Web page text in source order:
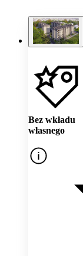
Bez wkładu
własnego